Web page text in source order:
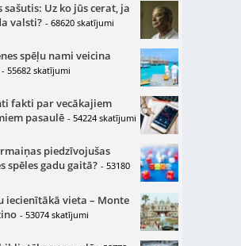
sašutis: Uz ko jūs cerat, ja
valsti? - 68620 skatījumi
spēļu nami veicina
- 55682 skatījumi
fakti par vecākajiem
pasaulē - 54224 skatījumi
piedzīvojušas
spēles gadu gaitā? - 53180
iecienītākā vieta – Monte
- 53074 skatījumi